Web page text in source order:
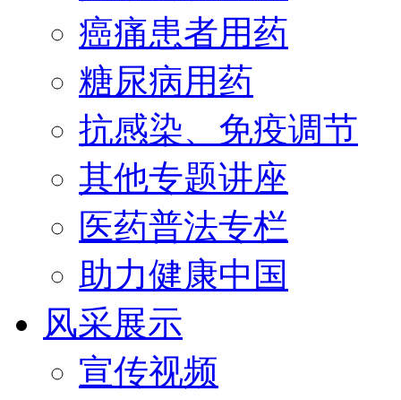
癌痛患者用药
糖尿病用药
抗感染、免疫调节
其他专题讲座
医药普法专栏
助力健康中国
风采展示
宣传视频